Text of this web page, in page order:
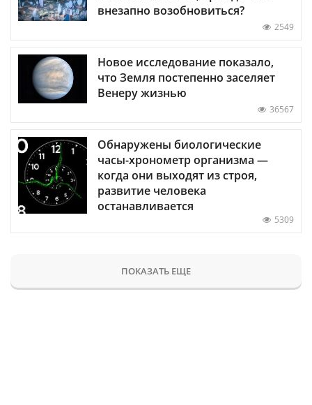
внезапно возобновиться?
2549
Новое исследование показало,
что Земля постепенно заселяет
Венеру жизнью
36567
Обнаружены биологические
часы-хронометр организма —
когда они выходят из строя,
развитие человека
останавливается
5309
ПОКАЗАТЬ ЕЩЕ